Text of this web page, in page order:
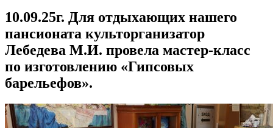
10.09.25г. Для отдыхающих нашего
пансионата культорганизатор
Лебедева М.И. провела мастер-класс
по изготовлению «Гипсовых
барельефов».